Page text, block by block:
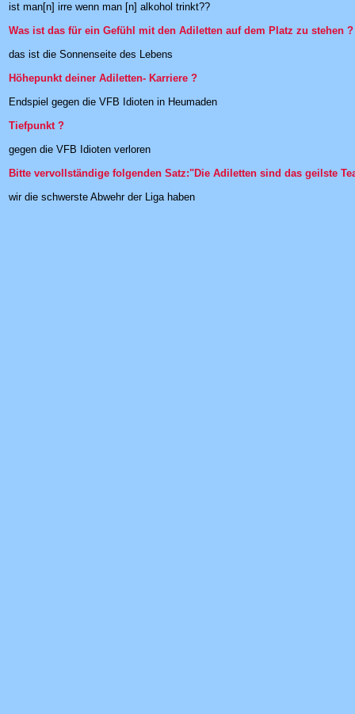
ist man[n] irre wenn man [n] alkohol trinkt??
Was ist das für ein Gefühl mit den Adiletten auf dem Platz zu stehen ?
das ist die Sonnenseite des Lebens
Höhepunkt deiner Adiletten- Karriere ?
Endspiel gegen die VFB Idioten in Heumaden
Tiefpunkt ?
gegen die VFB Idioten verloren
Bitte vervollständige folgenden Satz:"Die Adiletten sind das geilste
wir die schwerste Abwehr der Liga haben